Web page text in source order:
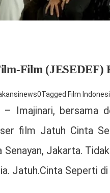
Film (JESEDEF)
0Tagged Film
Imajinari, bersama
film Jatuh Cinta
Jakarta.
Jatuh.Cinta Seperti